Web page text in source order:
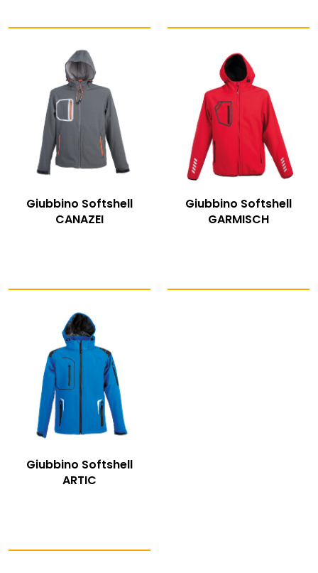
Giubbino Softshell
CANAZEI
Giubbino Softshell
GARMISCH
Giubbino Softshell
ARTIC